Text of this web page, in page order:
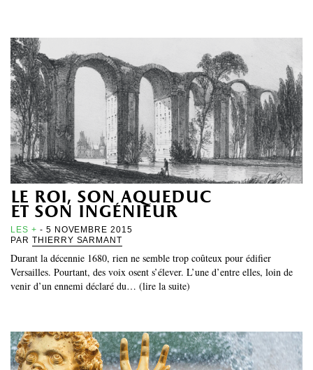
le roi, son aqueduc
et son ingénieur
LES + - 5 NOVEMBRE 2015
PAR THIERRY SARMANT
Durant la décennie 1680, rien ne semble trop coûteux pour édifier
Versailles. Pourtant, des voix osent s’élever. L’une d’entre elles, loin de
venir d’un ennemi déclaré du… (lire la suite)